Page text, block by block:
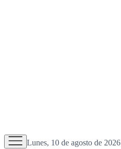
Lunes, 10 de agosto de 2026